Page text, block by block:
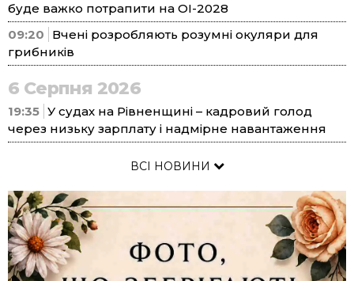
буде важко потрапити на ОІ-2028
09:20
Вчені розробляють розумні окуляри для
грибників
6 Серпня 2026
19:35 У судах на Рівненщині – кадровий голод
через низьку зарплату і надмірне навантаження
ВСІ НОВИНИ